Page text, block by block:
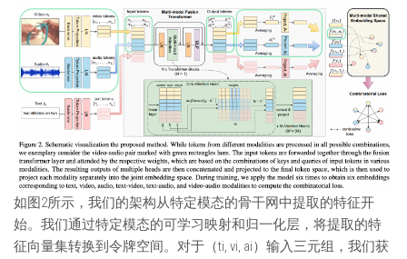
如图2所示，我们的架构从特定模态的骨干网中提取的特征开
始。我们通过特定模态的可学习映射和归一化层，将提取的特
征向量集转换到令牌空间。对于（ti, vi, ai）输入三元组，我们获